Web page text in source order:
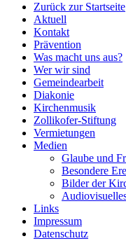
Zurück zur Startseite
Aktuell
Kontakt
Prävention
Was macht uns aus?
Wer wir sind
Gemeindearbeit
Diakonie
Kirchenmusik
Zollikofer-Stiftung
Vermietungen
Medien
Glaube und
Besondere
Bilder der
Links
Impressum
Datenschutz